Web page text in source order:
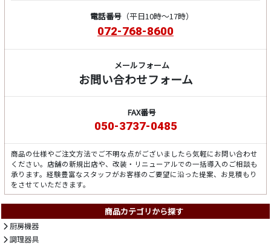
電話番号（平日10時～17時）
072-768-8600
メールフォーム
お問い合わせフォーム
FAX番号
050-3737-0485
商品の仕様やご注文方法でご不明な点がございましたら気軽にお問い合わせ
ください。店舗の新規出店や、改装・リニューアルでの一括導入のご相談も
承ります。経験豊富なスタッフがお客様のご要望に沿った提案、お見積もり
をさせていただきます。
商品カテゴリから探す
厨房機器
調理器具